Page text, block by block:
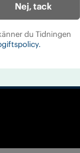
Nej, tack
du Tidningen